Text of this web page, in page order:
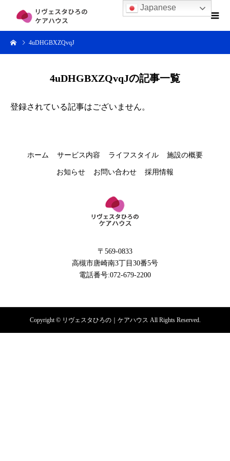
4uDHGBXZQvqJ
4uDHGBXZQvqJの記事一覧
登録されている記事はございません。
ホーム サービス内容 ライフスタイル 施設の概要
お知らせ お問い合わせ 採用情報
〒569-0833
高槻市唐崎南3丁目30番5号
電話番号:072-679-2200
Copyright © リヴェスタひろの｜ケアハウス All Rights Reserved.
Japanese